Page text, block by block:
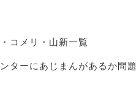
コメリ・山新一覧
ターにあじまんがあるか問題